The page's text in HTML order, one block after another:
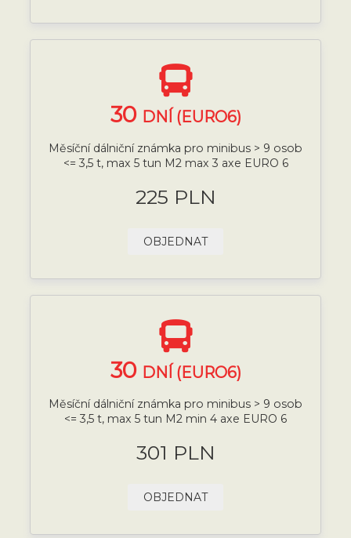
30 DNÍ (EURO6)
Měsíční dálniční známka pro minibus > 9 osob
<= 3,5 t, max 5 tun M2 max 3 axe EURO 6
225 PLN
OBJEDNAT
30 DNÍ (EURO6)
Měsíční dálniční známka pro minibus > 9 osob
<= 3,5 t, max 5 tun M2 min 4 axe EURO 6
301 PLN
OBJEDNAT